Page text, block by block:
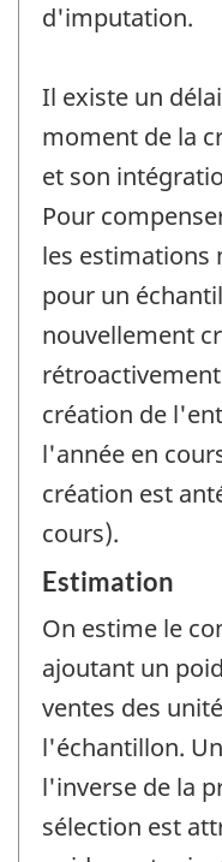
d'imputation.
Il existe un
moment de la
et son
Pour
les estimations
pour un
nouvellement
création de
l'année en
création est
cours).
Estimation
On estime le
ajoutant un
ventes des
l'échantillon.
l'inverse de la
sélection est